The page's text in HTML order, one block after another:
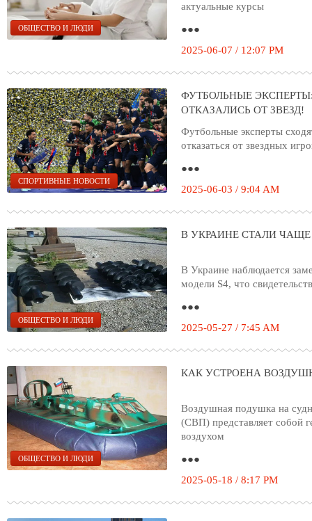
ОБЩЕСТВО И ЛЮДИ
актуальные курсы
●●●
2025-06-07 / 12:07 PM
СПОРТИВНЫЕ НОВОСТИ
ФУТБОЛЬНЫЕ
ОТКАЗАЛИСЬ ОТ ЗВЕЗД!
Футбольные эксперты
отказаться от звездных
●●●
2025-06-03 / 9:04 AM
ОБЩЕСТВО И ЛЮДИ
В УКРАИНЕ СТАЛИ
В Украине наблюдается
модели S4, что
●●●
2025-05-27 / 7:45 AM
ОБЩЕСТВО И ЛЮДИ
КАК УСТРОЕНА
Воздушная подушка на
(СВП) представляет собой
воздухом
●●●
2025-05-18 / 8:17 PM